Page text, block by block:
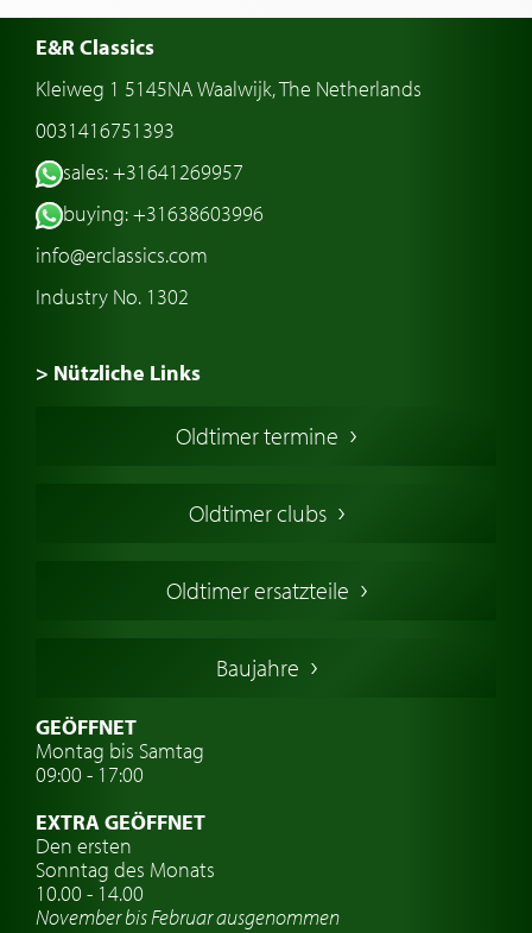
E&R Classics
Kleiweg 1 5145NA Waalwijk, The Netherlands
0031416751393
sales: +31641269957
buying: +31638603996
info@erclassics.com
Industry No. 1302
> Nützliche Links
Oldtimers in Europa
Englische Oldtimer
Deutsche Oldtimer
Schwedische Oldtimer
Oldtimer mit h-kennzeichen
Auto Oldtimer Markt
Oldtimer-Versicherung
Oldtimer-Clubs
Oldtimer-Reisen
Oldtimer termine
Oldtimer clubs
Oldtimer ersatzteile
Baujahre
GEÖFFNET
Montag bis Samtag
09:00 - 17:00
EXTRA GEÖFFNET
Den ersten
Sonntag des Monats
10.00 - 14.00
November bis Februar ausgenommen